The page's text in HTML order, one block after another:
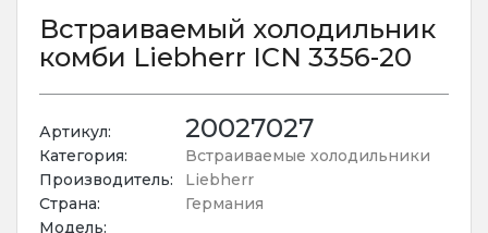
Встраиваемый холодильник
комби Liebherr ICN 3356-20
Артикул: 20027027
Категория:
Встраиваемые холодильники
Производитель:
Liebherr
Страна:
Германия
Модель: